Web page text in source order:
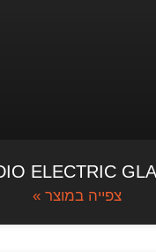
ELECTRIC
צפייה במוצר »